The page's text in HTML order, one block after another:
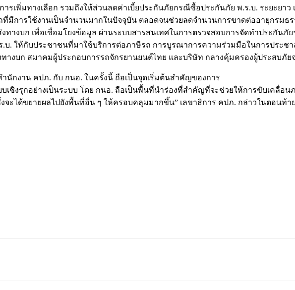
ารเพิ่มทางเลือก รวมถึงให้ส่วนลดค่าเบี้ยประกันภัยกรณีซื้อประกันภัย พ.ร.บ. ระยะยา
ที่มีการใช้งานเป็นจำนวนมากในปัจจุบัน ตลอดจนช่วยลดจำนวนการขาดต่ออายุกรม
ทางบก เพื่อเชื่อมโยงข้อมูล ผ่านระบบสารสนเทศในการตรวจสอบการจัดทำประกัน
บ. ให้กับประชาชนที่มาใช้บริการต่อภาษีรถ การบูรณาการความร่วมมือในการประช
างบก สมาคมผู้ประกอบการรถจักรยานยนต์ไทย และบริษัท กลางคุ้มครองผู้ประสบภัย
นักงาน คปภ. กับ กนอ. ในครั้งนี้ ถือเป็นจุดเริ่มต้นสำคัญของการ
ชิงรุกอย่างเป็นระบบ โดย กนอ. ถือเป็นพื้นที่นำร่องที่สำคัญที่จะช่วยให้การขับเคลื่อ
ะได้ขยายผลไปยังพื้นที่อื่น ๆ ให้ครอบคลุมมากขึ้น” เลขาธิการ คปภ. กล่าวในตอนท้าย